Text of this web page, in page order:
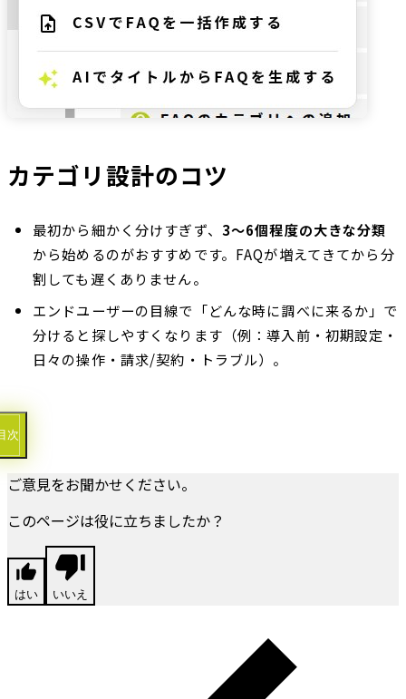
カテゴリ設計のコツ
最初から細かく分けすぎず、 3〜6個程度の大きな分類
から始めるのがおすすめです。FAQが増えてきてから分
割しても遅くありません。
エンドユーザーの目線で「どんな時に調べに来るか」で
分けると探しやすくなります（例：導入前・初期設定・
日々の操作・請求/契約・トラブル）。
次
ご意見をお聞かせください。
このページは役に立ちましたか？
はい いいえ